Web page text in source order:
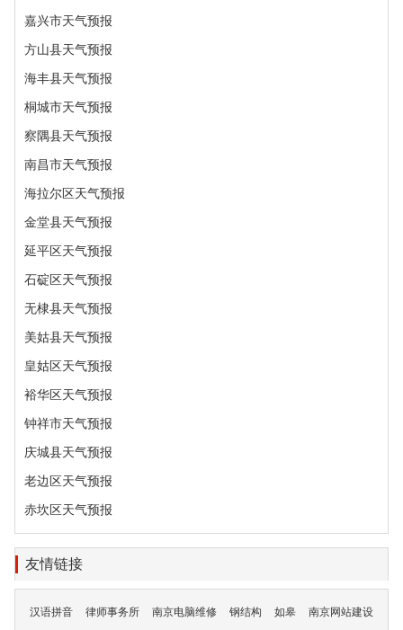
嘉兴市天气预报
方山县天气预报
海丰县天气预报
桐城市天气预报
察隅县天气预报
南昌市天气预报
海拉尔区天气预报
金堂县天气预报
延平区天气预报
石碇区天气预报
无棣县天气预报
美姑县天气预报
皇姑区天气预报
裕华区天气预报
钟祥市天气预报
庆城县天气预报
老边区天气预报
赤坎区天气预报
友情链接
汉语拼音 律师事务所 南京电脑维修 钢结构 如皋 南京网站建设